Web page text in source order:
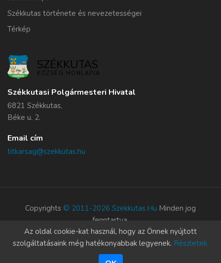
Székkutas története és nevezetességei
Térkép
SZÉKKUTAS
KÖZSÉG HONLAPJA
Székkutasi Polgármesteri Hivatal
6821 Székkutas,
Béke u. 2.
Email cím
titkarsag@szekkutas.hu
Copyrights © 2011-2026 Szekkutas.hu Minden jog
fenntartva.
Süti szabályzat
Az oldal cookie-kat használ, hogy az Önnek nyújtott
szolgáltatásaink még hatékonyabbak legyenek. Részletek.